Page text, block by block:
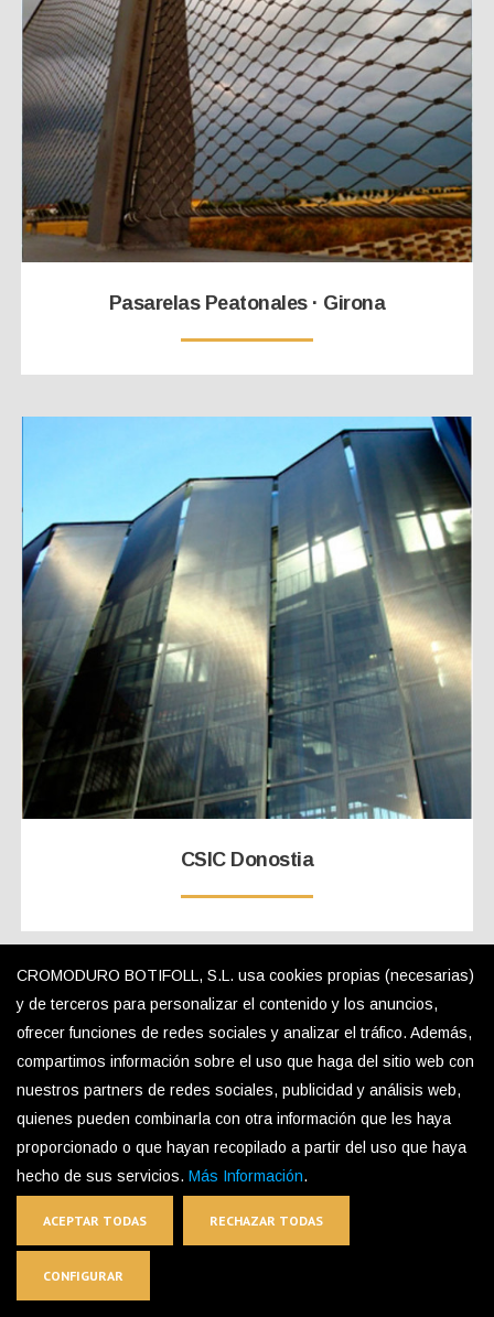
Pasarelas Peatonales · Girona
CSIC Donostia
CROMODURO BOTIFOLL, S.L. usa cookies propias (necesarias)
y de terceros para personalizar el contenido y los anuncios,
ofrecer funciones de redes sociales y analizar el tráfico. Además,
compartimos información sobre el uso que haga del sitio web con
nuestros partners de redes sociales, publicidad y análisis web,
quienes pueden combinarla con otra información que les haya
proporcionado o que hayan recopilado a partir del uso que haya
hecho de sus servicios. Más Información.
ACEPTAR TODAS RECHAZAR TODAS
CONFIGURAR